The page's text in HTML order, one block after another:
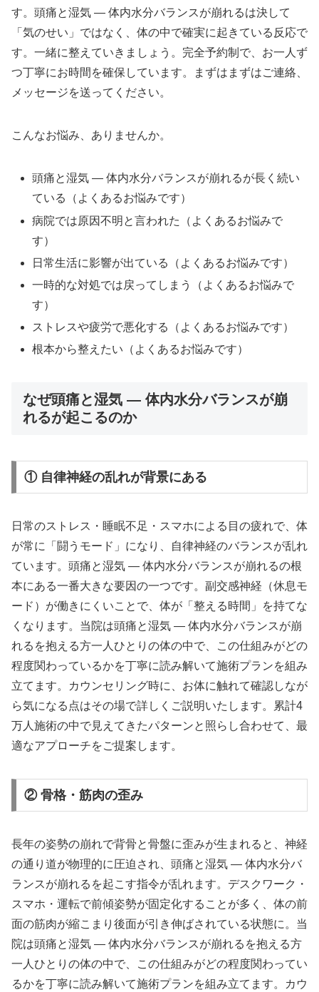
す。頭痛と湿気 ― 体内水分バランスが崩れるは決して
「気のせい」ではなく、体の中で確実に起きている反応で
す。一緒に整えていきましょう。完全予約制で、お一人ず
つ丁寧にお時間を確保しています。まずはまずはご連絡、
メッセージを送ってください。
こんなお悩み、ありませんか。
頭痛と湿気 ― 体内水分バランスが崩れるが長く続い
ている（よくあるお悩みです）
病院では原因不明と言われた（よくあるお悩みで
す）
日常生活に影響が出ている（よくあるお悩みです）
一時的な対処では戻ってしまう（よくあるお悩みで
す）
ストレスや疲労で悪化する（よくあるお悩みです）
根本から整えたい（よくあるお悩みです）
なぜ頭痛と湿気 ― 体内水分バランスが崩
れるが起こるのか
① 自律神経の乱れが背景にある
日常のストレス・睡眠不足・スマホによる目の疲れで、体
が常に「闘うモード」になり、自律神経のバランスが乱れ
ています。頭痛と湿気 ― 体内水分バランスが崩れるの根
本にある一番大きな要因の一つです。副交感神経（休息モ
ード）が働きにくいことで、体が「整える時間」を持てな
くなります。当院は頭痛と湿気 ― 体内水分バランスが崩
れるを抱える方一人ひとりの体の中で、この仕組みがどの
程度関わっているかを丁寧に読み解いて施術プランを組み
立てます。カウンセリング時に、お体に触れて確認しなが
ら気になる点はその場で詳しくご説明いたします。累計4
万人施術の中で見えてきたパターンと照らし合わせて、最
適なアプローチをご提案します。
② 骨格・筋肉の歪み
長年の姿勢の崩れで背骨と骨盤に歪みが生まれると、神経
の通り道が物理的に圧迫され、頭痛と湿気 ― 体内水分バ
ランスが崩れるを起こす指令が乱れます。デスクワーク・
スマホ・運転で前傾姿勢が固定化することが多く、体の前
面の筋肉が縮こまり後面が引き伸ばされている状態に。当
院は頭痛と湿気 ― 体内水分バランスが崩れるを抱える方
一人ひとりの体の中で、この仕組みがどの程度関わってい
るかを丁寧に読み解いて施術プランを組み立てます。カウ